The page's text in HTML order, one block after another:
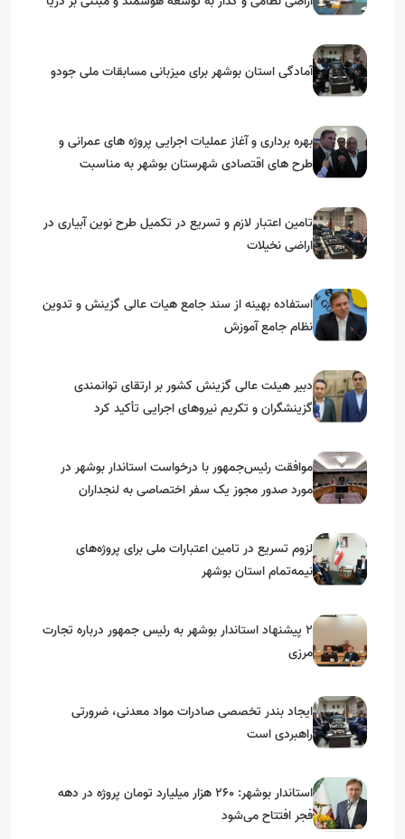
آمادگی استان بوشهر برای میزبانی مسابقات ملی جودو
بهره برداری و آغاز عملیات اجرایی پروژه های عمرانی و
طرح های اقتصادی شهرستان بوشهر به مناسبت
تامین اعتبار لازم و تسریع در تکمیل طرح نوین آبیاری در
اراضی نخیلات
استفاده بهینه از سند جامع هیات عالی گزینش و‌ تدوین
نظام جامع آموزش
دبیر هیئت عالی گزینش کشور بر ارتقای توانمندی
گزینشگران و تکریم نیروهای اجرایی تأکید کرد
موافقت رئیس‌جمهور با درخواست استاندار بوشهر در
مورد صدور مجوز یک سفر اختصاصی به لنجداران
لزوم تسریع در تامین اعتبارات ملی برای پروژه‌های
نیمه‌تمام استان بوشهر
۲ پیشنهاد استاندار بوشهر به رئیس جمهور درباره تجارت
مرزی
ایجاد بندر تخصصی صادرات مواد معدنی، ضرورتی
راهبردی است
استاندار بوشهر: ۲۶۰ هزار میلیارد تومان پروژه در دهه
فجر افتتاح می‌شود